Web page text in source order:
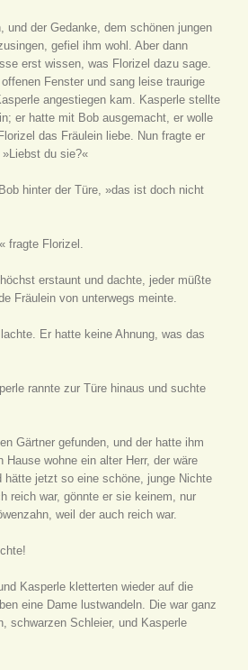
und der Gedanke, dem schönen jungen
gefiel ihm wohl. Aber dann
erst wissen, was Florizel dazu sage.
Fenster und sang leise traurige
angestiegen kam. Kasperle stellte
er hatte mit Bob ausgemacht, er wolle
das Fräulein liebe. Nun fragte er
du sie?«
hinter der Türe, »das ist doch nicht
fragte Florizel.
erstaunt und dachte, jeder müßte
Fräulein von unterwegs meinte.
Er hatte keine Ahnung, was das
rannte zur Türe hinaus und suchte
Gärtner gefunden, und der hatte ihm
Hause wohne ein alter Herr, der wäre
hätte jetzt so eine schöne, junge Nichte
reich war, gönnte er sie keinem, nur
weil der auch reich war.
Kasperle kletterten wieder auf die
eine Dame lustwandeln. Die war ganz
schwarzen Schleier, und Kasperle